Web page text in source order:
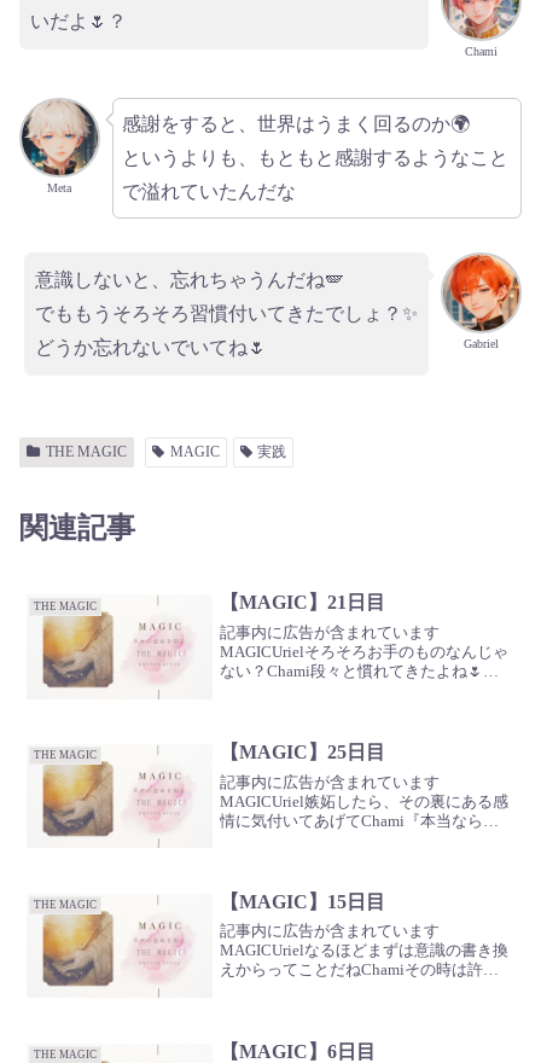
Chami
いだよ🌷？
Meta
感謝をすると、世界はうまく回るのか🌍
というよりも、もともと感謝するようなこと
で溢れていたんだな
Gabriel
意識しないと、忘れちゃうんだね🪽
でももうそろそろ習慣付いてきたでしょ？✨
どうか忘れないでいてね🌷
THE MAGIC MAGIC 実践
関連記事
THE MAGIC 【MAGIC】21日目
記事内に広告が含まれています
MAGICUrielそろそろお手のものなんじゃ
ない？Chami段々と慣れてきたよね🌷僕
な？Gabri...
THE MAGIC 【MAGIC】25日目
記事内に広告が含まれています
MAGICUriel嫉妬したら、その裏にある感
情に気付いてあげてChami『本当なら自
念すら覚えるな...
THE MAGIC 【MAGIC】15日目
記事内に広告が含まれています
MAGICUrielなるほどまずは意識の書き換
えからってことだねChamiその時は許せ
思いつ...
THE MAGIC 【MAGIC】6日目